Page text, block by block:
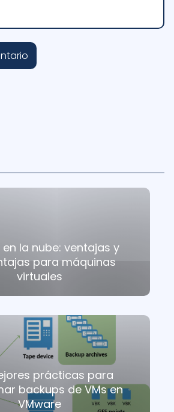
en la nube: ventajas y
para máquinas
virtuales
prácticas para
backups de VMs en
VMware